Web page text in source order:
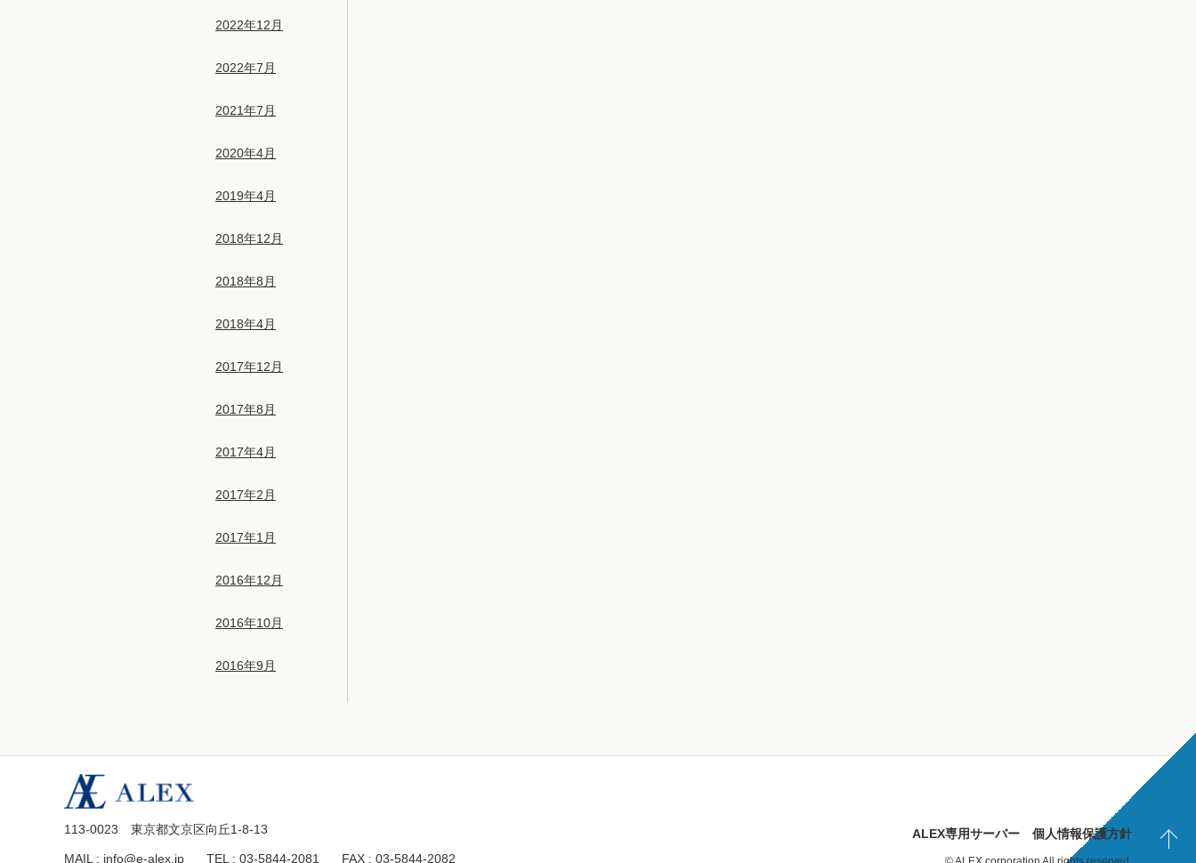
2022年12月
2022年7月
2021年7月
2020年4月
2019年4月
2018年12月
2018年8月
2018年4月
2017年12月
2017年8月
2017年4月
2017年2月
2017年1月
2016年12月
2016年10月
2016年9月
113-0023 東京都文京区向丘1-8-13
MAIL : info@e-alex.jp TEL : 03-5844-2081 FAX : 03-5844-2082
ALEX専用サーバー 個人情報保護方針